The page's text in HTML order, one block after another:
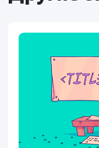
Заключение
Meta
который не
влияет
увеличить